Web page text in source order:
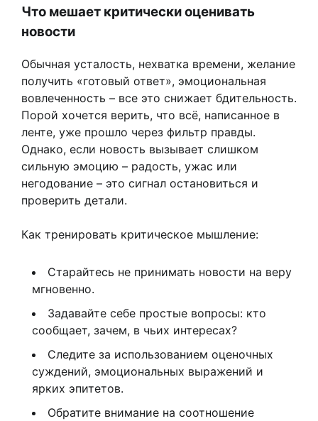
Что мешает критически оценивать
новости
Обычная усталость, нехватка времени, желание
получить «готовый ответ», эмоциональная
вовлеченность – все это снижает бдительность.
Порой хочется верить, что всё, написанное в
ленте, уже прошло через фильтр правды.
Однако, если новость вызывает слишком
сильную эмоцию – радость, ужас или
негодование – это сигнал остановиться и
проверить детали.
Как тренировать критическое мышление:
Старайтесь не принимать новости на веру
мгновенно.
Задавайте себе простые вопросы: кто
сообщает, зачем, в чьих интересах?
Следите за использованием оценочных
суждений, эмоциональных выражений и
ярких эпитетов.
Обратите внимание на соотношение